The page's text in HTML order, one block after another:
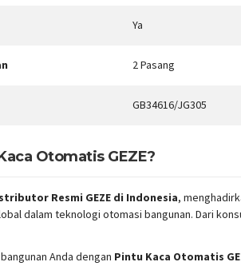
Ya
2 Pasang
GB34616/JG305
Otomatis GEZE?
Resmi GEZE di Indonesia,
dalam teknologi otomasi bangunan. Dari
Anda dengan Pintu Kaca Otomatis